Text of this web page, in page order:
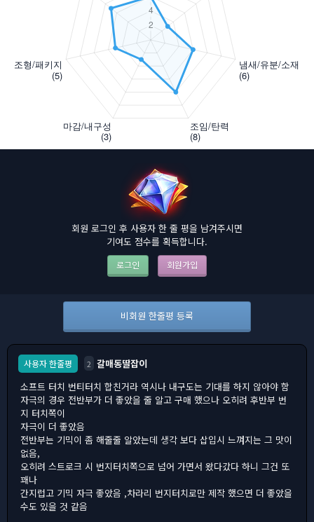
회원 로그인 후 사용자 한 줄 평을 남겨주시면
기여도 점수를 획득합니다.
로그인 회원가입
비회원 한줄평 등록
사용자 한줄평 2 갈매동딸잡이
소프트 터치 번티터치 합친거라 역시나 내구도는 기대를 하지 않아야 함
자극의 경우 전반부가 더 좋았을 줄 알고 구매 했으나 오히려 후반부 번
지 터치쪽이
자극이 더 좋았음
전반부는 기믹이 좀 해줄줄 알았는데 생각 보다 삽입시 느껴지는 그 맛이
없음,
오히려 스트로크 시 번지터치쪽으로 넘어 가면서 왔다갔다 하니 그건 또
꽤나
간지럽고 기믹 자극 좋았음 ,차라리 번지터치로만 제작 했으면 더 좋았을
수도 있을 것 같음